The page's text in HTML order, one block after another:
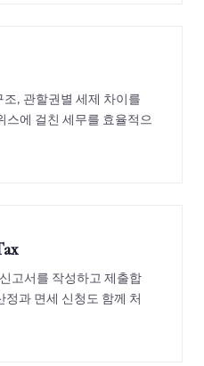
, 관할권별 세제 차이를
스에 걸친 세무를 효율적으
고서를 작성하고 제출합
정과 면세 신청도 함께 처